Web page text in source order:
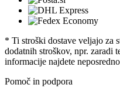
* Ti stroški dostave veljajo za
dodatnih stroškov, npr. zaradi
informacije najdete
Pomoč in podpora